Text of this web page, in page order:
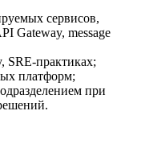
сервисов,
Gateway, message
SRE-практиках;
платформ;
при